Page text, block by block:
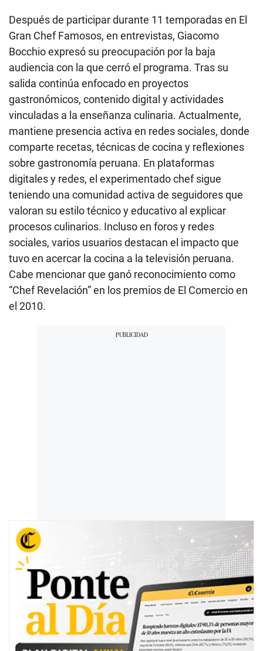
Después de participar durante 11 temporadas en El
Gran Chef Famosos, en entrevistas, Giacomo
Bocchio expresó su preocupación por la baja
audiencia con la que cerró el programa. Tras su
salida continúa enfocado en proyectos
gastronómicos, contenido digital y actividades
vinculadas a la enseñanza culinaria. Actualmente,
mantiene presencia activa en redes sociales, donde
comparte recetas, técnicas de cocina y reflexiones
sobre gastronomía peruana. En plataformas
digitales y redes, el experimentado chef sigue
teniendo una comunidad activa de seguidores que
valoran su estilo técnico y educativo al explicar
procesos culinarios. Incluso en foros y redes
sociales, varios usuarios destacan el impacto que
tuvo en acercar la cocina a la televisión peruana.
Cabe mencionar que ganó reconocimiento como
“Chef Revelación” en los premios de El Comercio en
el 2010.